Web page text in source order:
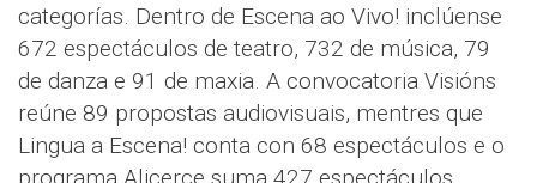
categorías. Dentro de Escena ao Vivo! inclúense
672 espectáculos de teatro, 732 de música, 79
de danza e 91 de maxia. A convocatoria Visións
reúne 89 propostas audiovisuais, mentres que
Lingua a Escena! conta con 68 espectáculos e o